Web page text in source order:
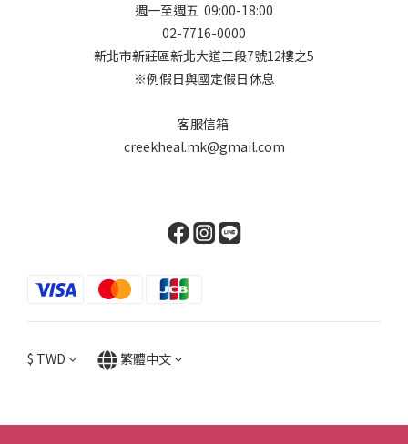
週一至週五 09:00-18:00
02-7716-0000
新北市新莊區新北大道三段7號12樓之5
※例假日與國定假日休息
客服信箱
creekheal.mk@gmail.com
$ TWD 繁體中文